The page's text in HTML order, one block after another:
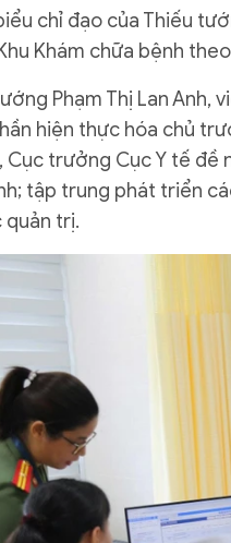
chỉ đạo của Thiếu
Khám chữa bệnh
Phạm Thị Lan Anh,
hiện thực hóa chủ
Cục trưởng Cục Y tế đề
tập trung phát triển
quản trị.